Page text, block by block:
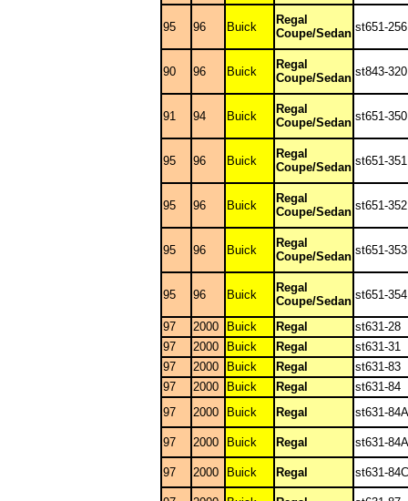
95 96 Buick
Regal
Coupe/Sedan st651-256
90 96 Buick
Regal
Coupe/Sedan st843-
91 94 Buick
Regal
Coupe/Sedan st651-350
95 96 Buick
Regal
Coupe/Sedan st651-351
95 96 Buick
Regal
Coupe/Sedan st651-352
95 96 Buick
Regal
Coupe/Sedan st651-353
95 96 Buick
Regal
Coupe/Sedan st651-354
97 2000 Buick Regal
st631-28
97
2000 Buick Regal
st631-31
97
2000 Buick Regal
st631-83
97
2000 Buick Regal
st631-84
97
2000 Buick Regal st631-84A
97 2000 Buick Regal st631-
97 2000 Buick Regal st631-84C